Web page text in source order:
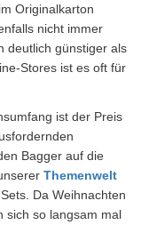
Originalkarton
nicht immer
deutlich günstiger als
Stores ist es oft für
ist der Preis
Bagger auf die
Themenwelt
Da Weihnachten
sich so langsam mal